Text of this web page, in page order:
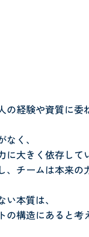
経験や資質に委
く、
大きく依存して
チームは本来の
本質は、
構造にあると考